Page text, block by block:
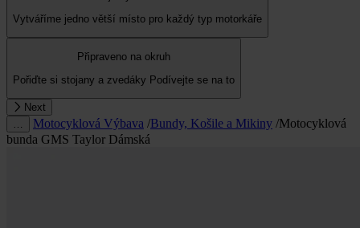
Vytváříme jedno větší místo pro každý typ motorkáře
Připraveno na okruh
Pořiďte si stojany a zvedáky Podívejte se na to
Next
Motocyklová Výbava /Bundy, Košile a Mikiny /Motocyklová
bunda GMS Taylor Dámská